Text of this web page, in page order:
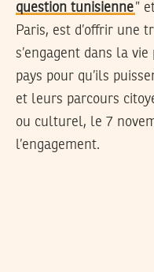
question tunisienne”
Paris, est d’offrir une
s’engagent dans la
pays pour qu’ils
et leurs parcours
ou culturel, le 7
l’engagement.